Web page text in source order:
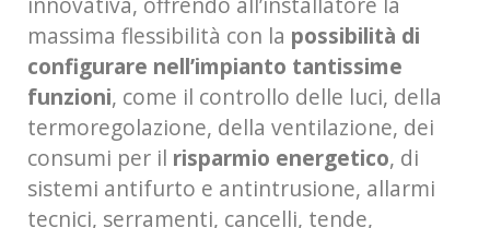
massima flessibilità con la possibilità di
configurare nell’impianto tantissime
funzioni, come il controllo delle luci, della
termoregolazione, della ventilazione, dei
consumi per il risparmio energetico, di
sistemi antifurto e antintrusione, allarmi
tecnici, serramenti, cancelli, tende,